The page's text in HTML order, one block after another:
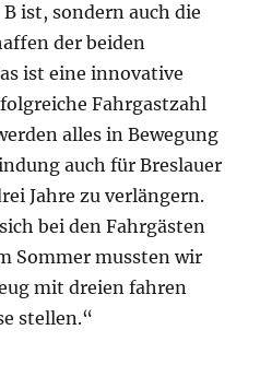
ist, sondern auch die
der beiden
ist eine innovative
Fahrgastzahl
alles in Bewegung
auch für Breslauer
Jahre zu verlängern.
bei den Fahrgästen
Sommer mussten wir
mit dreien fahren
stellen.“